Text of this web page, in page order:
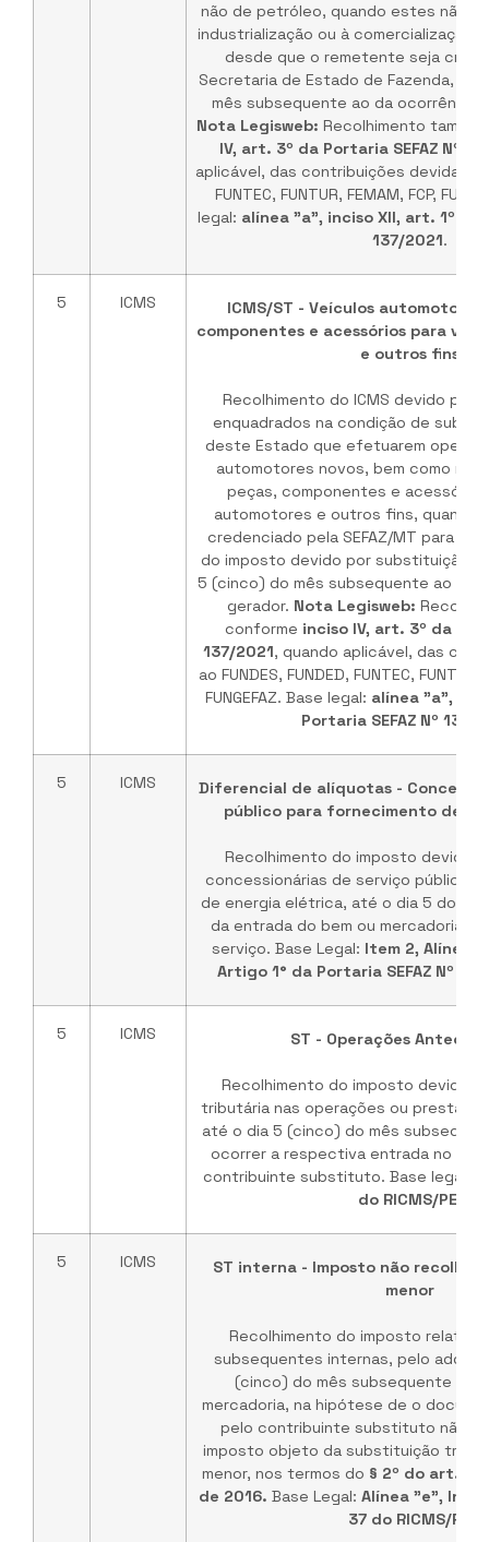
não de petróleo, quando estes não
industrialização ou à comercialização
desde que o remetente seja
Secretaria de Estado de Fazenda,
mês subsequente ao da ocorrência
Nota Legisweb: Recolhimento
IV, art. 3º da Portaria SEFAZ Nº
aplicável, das contribuições devidas ao
FUNTEC, FUNTUR, FEMAM, FCP, FUS e
legal: alínea "a", inciso XII, art. 1º da
137/2021.
5 ICMS
ICMS/ST - Veículos automotores
componentes e acessórios para
e outros fins
Recolhimento do ICMS devido
enquadrados na condição de
deste Estado que efetuarem
automotores novos, bem como nas
peças, componentes e
automotores e outros fins, quando
credenciado pela SEFAZ/MT para
do imposto devido por substituição
5 (cinco) do mês subsequente ao da
gerador. Nota Legisweb:
conforme inciso IV, art. 3º da
137/2021, quando aplicável, das
ao FUNDES, FUNDED, FUNTEC, FUNTUR,
FUNGEFAZ. Base legal: alínea "a",
Portaria SEFAZ Nº 137/
5 ICMS
Diferencial de alíquotas -
público para fornecimento de
Recolhimento do imposto devido
concessionárias de serviço público
de energia elétrica, até o dia 5 do
da entrada do bem ou mercadoria
serviço. Base Legal: Item 2, Alínea
Artigo 1° da Portaria SEFAZ Nº
5 ICMS ST - Operações
Recolhimento do imposto devido
tributária nas operações ou
até o dia 5 (cinco) do mês
ocorrer a respectiva entrada no
contribuinte substituto. Base legal:
do RICMS/PE
5 ICMS
ST interna - Imposto não
menor
Recolhimento do imposto relativo
subsequentes internas, pelo
(cinco) do mês subsequente ao
mercadoria, na hipótese de o
pelo contribuinte substituto não
imposto objeto da substituição
menor, nos termos do § 2º do art. 5º
de 2016. Base Legal: Alínea "e",
37 do RICMS/PE